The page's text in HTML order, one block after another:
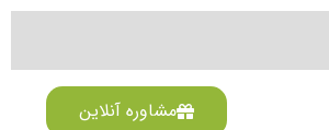
مشاوره آنلاین